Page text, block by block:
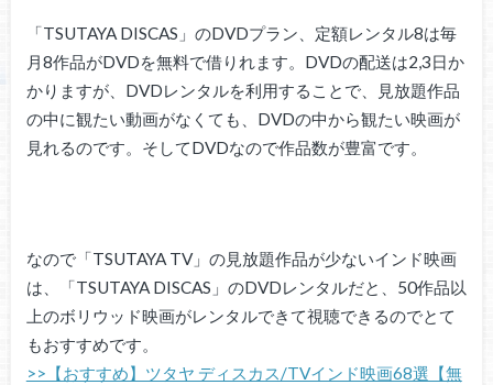
「TSUTAYA DISCAS」のDVDプラン、定額レンタル8は毎
月8作品がDVDを無料で借りれます。DVDの配送は2,3日か
かりますが、DVDレンタルを利用することで、見放題作品
の中に観たい動画がなくても、DVDの中から観たい映画が
見れるのです。そしてDVDなので作品数が豊富です。
なので「TSUTAYA TV」の見放題作品が少ないインド映画
は、「TSUTAYA DISCAS」のDVDレンタルだと、50作品以
上のボリウッド映画がレンタルできて視聴できるのでとて
もおすすめです。
>>【おすすめ】ツタヤ ディスカス/TVインド映画68選【無